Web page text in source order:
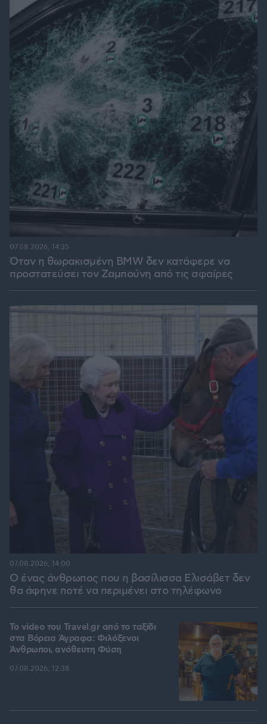
Όταν η θωρακισμένη BMW δεν κατάφερε να
προστατεύσει τον Ζαμπούνη από τις σφαίρες
07.08.2026, 14:35
Ο ένας άνθρωπος που η βασίλισσα Ελισάβετ δεν
θα άφηνε ποτέ να περιμένει στο τηλέφωνο
07.08.2026, 14:00
To video του Travel.gr από το ταξίδι
στα Βόρεια Άγραφα: Φιλόξενοι
Άνθρωποι, ανόθευτη Φύση
07.08.2026, 12:38